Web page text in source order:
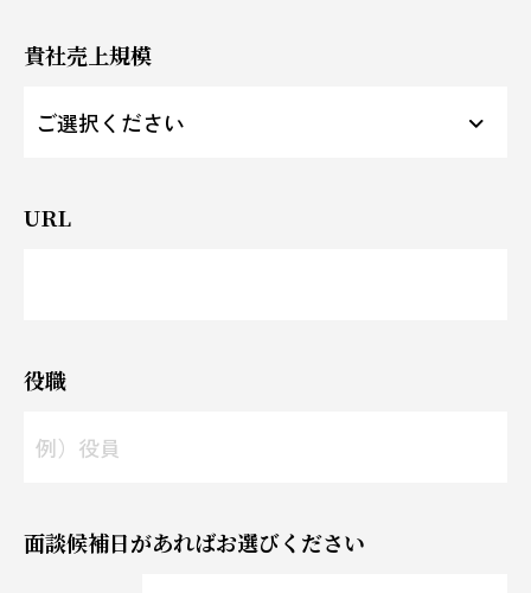
貴社売上規模
URL
役職
面談候補日があればお選びください